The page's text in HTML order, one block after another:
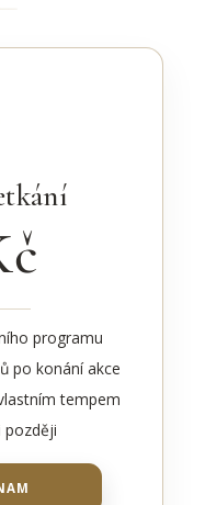
programu
po konání akce
tempem
později